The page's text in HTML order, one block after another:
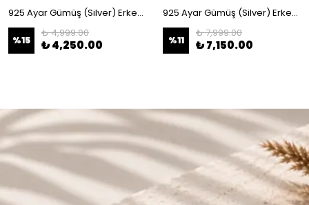
925 Ayar Gümüş (Silver) Erkek Bileklik
%15
₺ 4,999.00
₺ 4,250.00
925 Ayar Gümüş (Silver) Erkek Bileklik
%11
₺ 7,999.00
₺ 7,150.00